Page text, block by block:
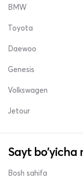
BMW
Toyota
Daewoo
Genesis
Volkswagen
Jetour
Sayt bo'yicha
Bosh sahifa